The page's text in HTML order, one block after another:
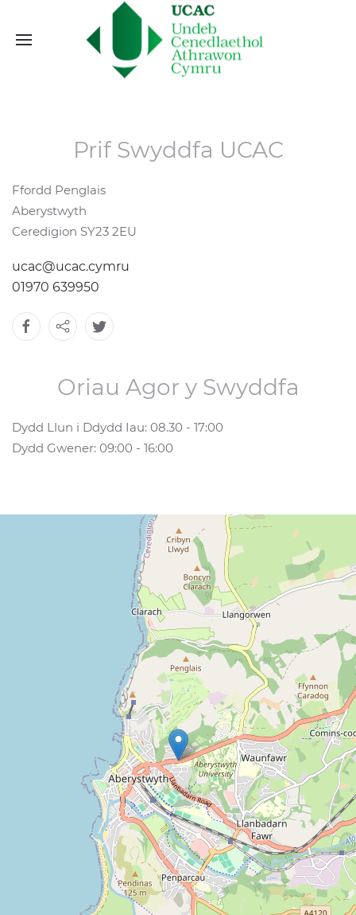
Prif Swyddfa UCAC
Ffordd Penglais
Aberystwyth
Ceredigion SY23 2EU
ucac@ucac.cymru
01970 639950
Oriau Agor y Swyddfa
Dydd Llun i Ddydd Iau: 08.30 - 17:00
Dydd Gwener: 09:00 - 16:00